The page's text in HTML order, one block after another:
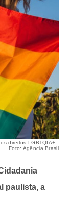
direitos LGBTQIA+ -
Foto: Agência Brasil
paulista, a